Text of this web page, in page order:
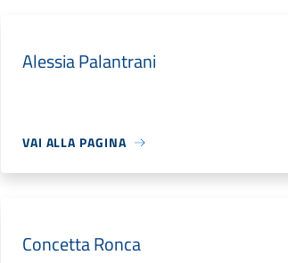
Alessia Palantrani
VAI ALLA PAGINA
Concetta Ronca